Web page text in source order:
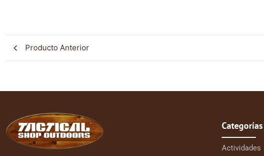
Producto Anterior
Actividades